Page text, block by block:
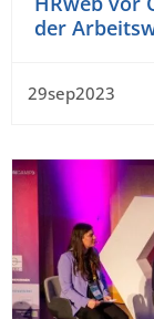
der
29sep2023